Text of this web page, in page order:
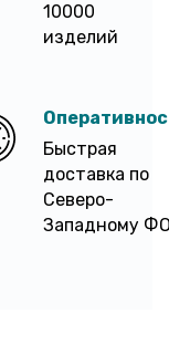
10000
изделий
Быстрая
доставка по
Северо-
Западному